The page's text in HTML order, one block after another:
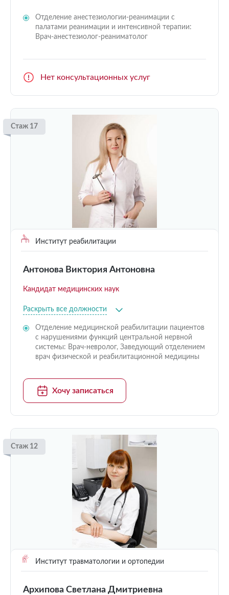
Отделение анестезиологии-реанимации с
палатами реанимации и интенсивной терапии:
Врач-анестезиолог-реаниматолог
Нет консультационных услуг
Стаж 17
Институт реабилитации
Антонова Виктория Антоновна
Кандидат медицинских наук
Раскрыть все должности
Отделение медицинской реабилитации пациентов
с нарушениями функций центральной нервной
системы: Врач-невролог, Заведующий отделением
врач физической и реабилитационной медицины
Хочу записаться
Стаж 12
Институт травматологии и ортопедии
Архипова Светлана Дмитриевна